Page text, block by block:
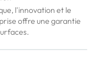
l'innovation et le
offre une garantie